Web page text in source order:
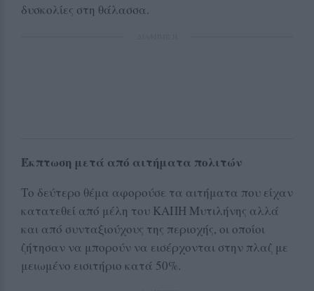
δυσκολίες στη θάλασσα.
Έκπτωση μετά από αιτήματα πολιτών
Το δεύτερο θέμα αφορούσε τα αιτήματα που είχαν
κατατεθεί από μέλη του ΚΑΠΗ Μυτιλήνης αλλά
και από συνταξιούχους της περιοχής, οι οποίοι
ζήτησαν να μπορούν να εισέρχονται στην πλαζ με
μειωμένο εισιτήριο κατά 50%.